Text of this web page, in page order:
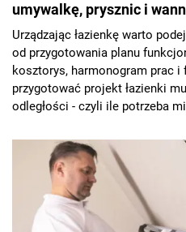
umywalkę, prysznic i
Urządzając łazienkę warto
od przygotowania planu
kosztorys, harmonogram prac
przygotować projekt łazienki
odległości - czyli ile potrzeba
elementów. Dobrze
mała łazienka będzie
sprzątania i po prostu ładna, z